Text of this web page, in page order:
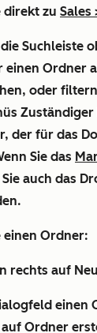
direkt zu Sales
Suchleiste
einen Ordner
oder
der für das
Sie das
auch das
einen Ordner:
rechts auf
einen
Ordner